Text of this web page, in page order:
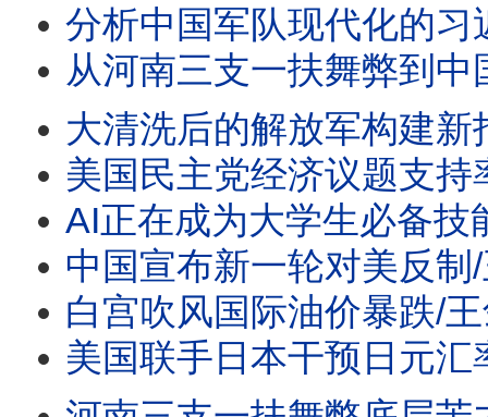
分析中国军队现代化的习近
从河南三支一扶舞弊到中
大清洗后的解放军构建新指挥系统/航空公司抵制ICE登机口抓
美国民主党经济议题支持率首超共和党/
AI正在成为大学生必备技能/王剑
中国宣布新一轮对美反制/王剑每日观
白宫吹风国际油价暴跌/王剑每日观
美国联手日本干预日元汇率的用意/王剑每